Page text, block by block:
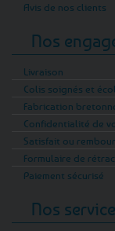
Avis de nos clients
Nos
Livraison
Colis soignés et
Fabrication
Confidentialité de
Satisfait ou
Formulaire de
Paiement sécurisé
Nos